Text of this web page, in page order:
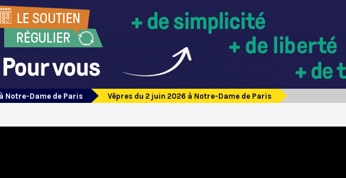
Notre-Dame de Paris Vêpres du 2 juin 2026 à Notre-Dame de Paris